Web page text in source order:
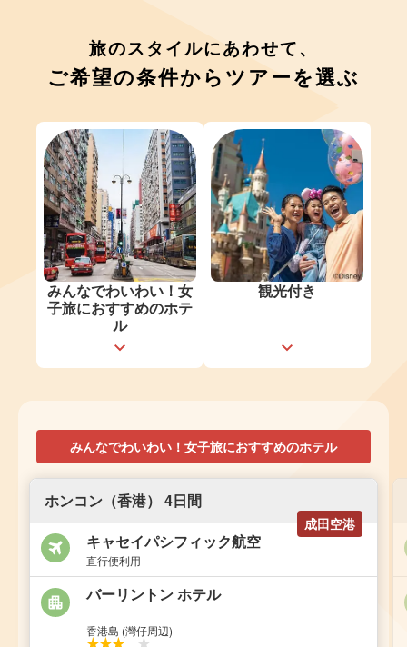
旅のスタイルにあわせて、
ご希望の条件からツアーを選ぶ
みんなでわいわい！女
子旅におすすめのホテ
ル
観光付き
みんなでわいわい！女子旅におすすめのホテル
ホンコン（香港） 4日間
成田空港
キャセイパシフィック航空
直行便利用
バーリントン ホテル
香港島 (灣仔周辺)